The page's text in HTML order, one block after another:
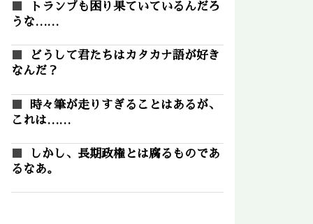
トランプも困り果ていているんだろ
うな……
どうして君たちはカタカナ語が好き
なんだ？
時々筆が走りすぎることはあるが、
これは……
しかし、長期政権とは腐るものであ
るなあ。